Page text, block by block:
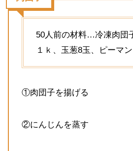
50人前の材料…冷凍肉団
１ｋ、玉葱8玉、ピーマン
①肉団子を揚げる
②にんじんを蒸す